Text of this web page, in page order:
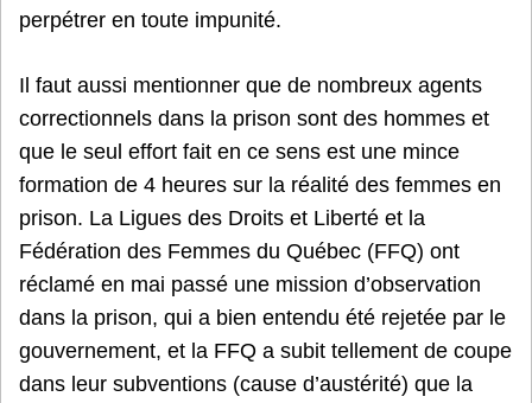
perpétrer en toute impunité.
Il faut aussi mentionner que de nombreux agents
correctionnels dans la prison sont des hommes et
que le seul effort fait en ce sens est une mince
formation de 4 heures sur la réalité des femmes en
prison. La Ligues des Droits et Liberté et la
Fédération des Femmes du Québec (FFQ) ont
réclamé en mai passé une mission d’observation
dans la prison, qui a bien entendu été rejetée par le
gouvernement, et la FFQ a subit tellement de coupe
dans leur subventions (cause d’austérité) que la